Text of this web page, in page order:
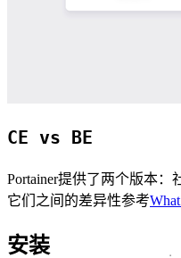
CE vs BE
Portainer提供了两个版本：
它们之间的差异性参考
安装